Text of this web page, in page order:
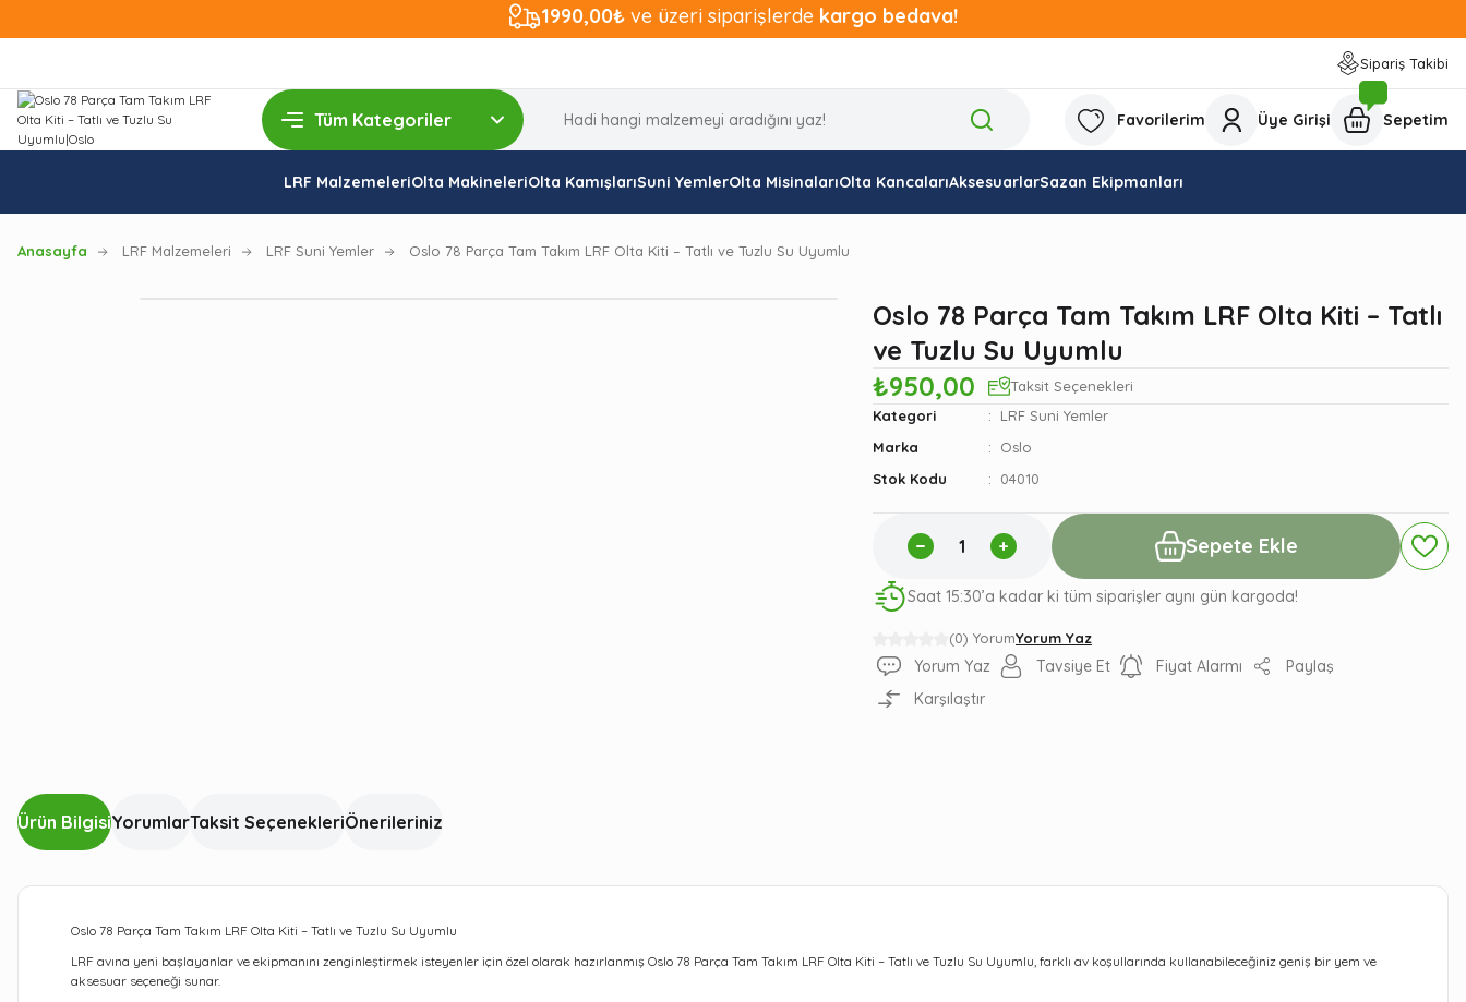
1990,00₺ ve üzeri siparişlerde kargo bedava!
Sipariş Takibi
Favorilerim Üye Girişi Sepetim
LRF MalzemeleriOlta MakineleriOlta KamışlarıSuni YemlerOlta MisinalarıOlta KancalarıAksesuarlarSazan Ekipmanları
Anasayfa LRF Malzemeleri LRF Suni Yemler Oslo 78 Parça Tam Takım LRF Olta Kiti – Tatlı ve Tuzlu Su Uyumlu
(0) YorumYorum Yaz
Oslo 78 Parça Tam Takım LRF Olta Kiti – Tatlı
ve Tuzlu Su Uyumlu
₺950,00
Taksit Seçenekleri
Kategori
LRF Suni Yemler
Marka
Oslo
Stok Kodu
04010
Sepete Ekle
Saat 15:30’a kadar ki tüm siparişler aynı gün kargoda!
Yorum Yaz Tavsiye Et Fiyat Alarmı
Paylaş
Karşılaştır
Ürün BilgisiYorumlarTaksit SeçenekleriÖnerileriniz
Oslo 78 Parça Tam Takım LRF Olta Kiti – Tatlı ve Tuzlu Su Uyumlu
LRF avına yeni başlayanlar ve ekipmanını zenginleştirmek isteyenler için özel olarak hazırlanmış Oslo 78 Parça Tam Takım LRF Olta Kiti – Tatlı ve Tuzlu Su Uyumlu, farklı av koşullarında kullanabileceğiniz geniş bir yem ve
aksesuar seçeneği sunar.